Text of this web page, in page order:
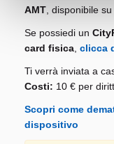
AMT, disponibile
Se possiedi un
card fisica, clicca
Ti verrà inviata a
Costi: 10 € per
Scopri come
dispositivo